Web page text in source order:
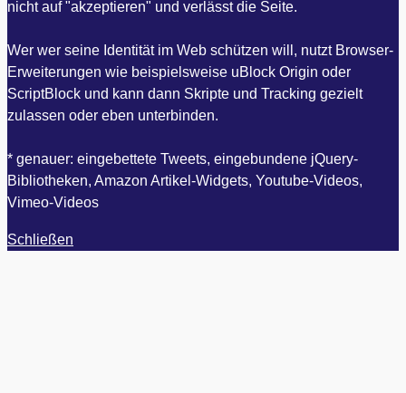
nicht auf "akzeptieren" und verlässt die Seite.
Wer wer seine Identität im Web schützen will, nutzt Browser-
Erweiterungen wie beispielsweise uBlock Origin oder
ScriptBlock und kann dann Skripte und Tracking gezielt
zulassen oder eben unterbinden.
* genauer: eingebettete Tweets, eingebundene jQuery-
Bibliotheken, Amazon Artikel-Widgets, Youtube-Videos,
Vimeo-Videos
Schließen